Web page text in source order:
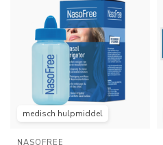
medisch hulpmiddel
NASOFREE